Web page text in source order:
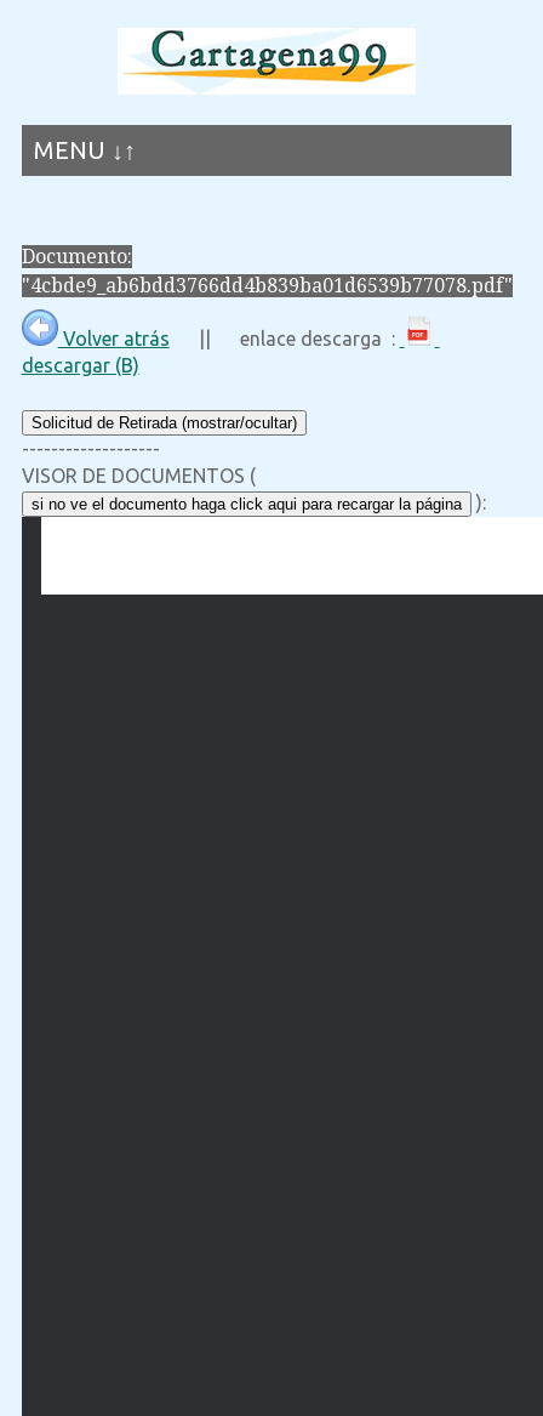
MENU ↓↑
Documento:
"4cbde9_ab6bdd3766dd4b839ba01d6539b77078.pdf"
Volver atrás || enlace descarga :
descargar (B)
Solicitud de Retirada (mostrar/ocultar)
-------------------
VISOR DE DOCUMENTOS (
si no ve el documento haga click aqui para recargar la página ):